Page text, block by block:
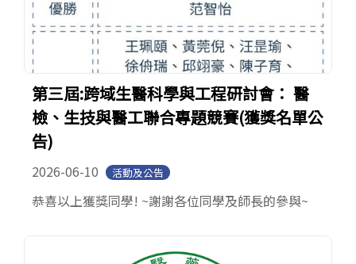
第三屆:跨域生醫科學與工程研討會： 醫
檢、生技與醫工聯合專題競賽(獲獎名單公
告)
2026-06-10 活動及公告
恭喜以上獲獎同學! ~謝謝各位同學及師長的參與~